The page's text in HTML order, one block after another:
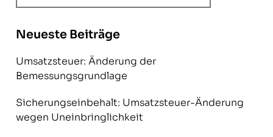
Neueste Beiträge
Umsatzsteuer: Änderung der
Bemessungsgrundlage
Sicherungseinbehalt: Umsatzsteuer-Änderung
wegen Uneinbringlichkeit